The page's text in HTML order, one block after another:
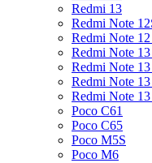
Redmi 13
Redmi Note
Redmi Note
Redmi Note
Redmi Note
Redmi Note
Redmi Note
Poco C61
Poco C65
Poco M5S
Poco M6